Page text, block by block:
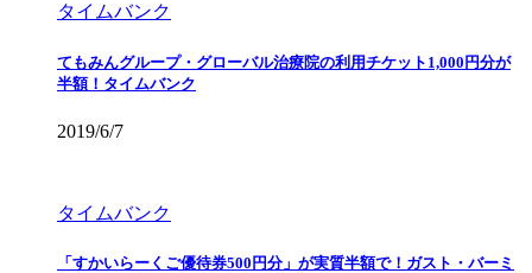
タイムバンク
てもみんグループ・グローバル治療院の利用チケット1,000円分が
半額！タイムバンク
2019/6/7
タイムバンク
「すかいらーくご優待券500円分」が実質半額で！ガスト・バーミ